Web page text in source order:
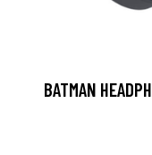
BATMAN